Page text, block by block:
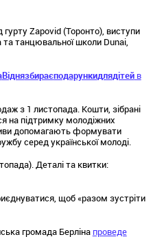
Zapovid (Торонто), виступи
танцювальної школи Dunai,
Віднязбираєподарункидлядітейв
з 1 листопада. Кошти, зібрані
на підтримку молодіжних
допомагають формувати
серед української молоді.
Деталі та квитки:
щоб «разом зустріти
громада Берліна проведе